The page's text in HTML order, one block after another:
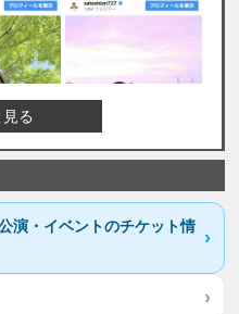
る
演・イベントのチケット情